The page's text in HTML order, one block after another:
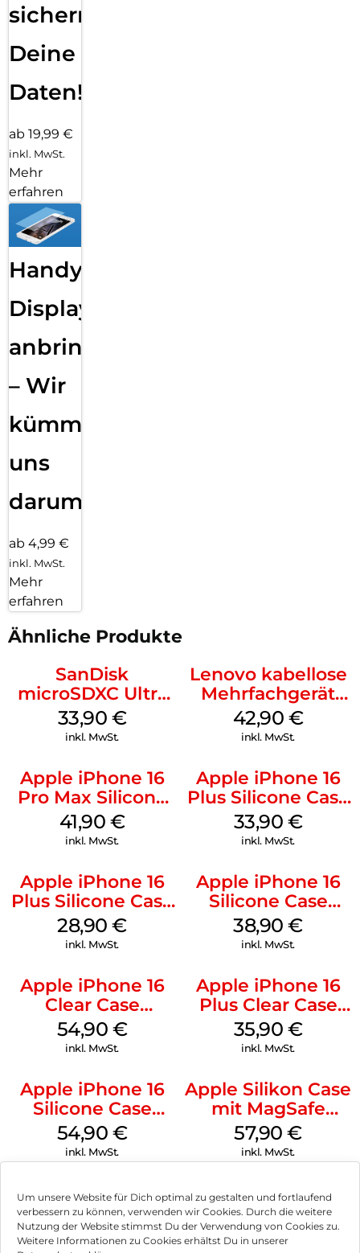
Um unsere Website für Dich optimal zu gestalten und fortlaufend
verbessern zu können, verwenden wir Cookies. Durch die weitere
Nutzung der Website stimmst Du der Verwendung von Cookies zu.
Weitere Informationen zu Cookies erhältst Du in unserer
sichern
Deine
Daten!
ab 19,99 €
inkl. MwSt.
Mehr
erfahren
Handy
Displayfolie
anbringen
– Wir
kümmern
uns
darum!
ab 4,99 €
inkl. MwSt.
Mehr
erfahren
Ähnliche Produkte
SanDisk
microSDXC Ultra
128 GB + Adapter
Mobile
33,90 €
inkl. MwSt.
Lenovo kabellose
Mehrfachgerät
Luna Grey
42,90 €
inkl. MwSt.
Apple iPhone 16
Pro Max Silicone
Case MagSafe
Ultramarine
41,90 €
inkl. MwSt.
Apple iPhone 16
Plus Silicone Case
MagSafe Lake
Green
33,90 €
inkl. MwSt.
Apple iPhone 16
Plus Silicone Case
MagSafe Black
28,90€
inkl. MwSt.
Apple iPhone 16
Silicone Case
MagSafe
Ultramarine
38,90€
inkl. MwSt.
Apple iPhone 16
Clear Case
MagSafe
Transparent
54,90 €
inkl. MwSt.
Apple iPhone 16
Plus Clear Case
MagSafe
Transparent
35,90 €
inkl. MwSt.
Apple iPhone 16
Silicone Case
MagSafe Lake
Green
54,90 €
inkl. MwSt.
Apple Silikon Case
mit MagSafe
iPhone 14 Pro
(PRODUCT)RED
57,90€
inkl. MwSt.
Impressum